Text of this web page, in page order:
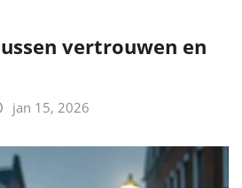
vertrouwen en
jan 15, 2026